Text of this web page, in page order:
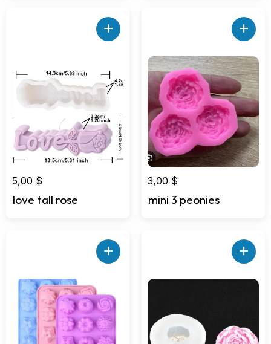
+
5,00 $
love tall rose
+
3,00 $
mini 3 peonies
+ +